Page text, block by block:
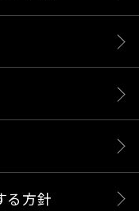
る方針